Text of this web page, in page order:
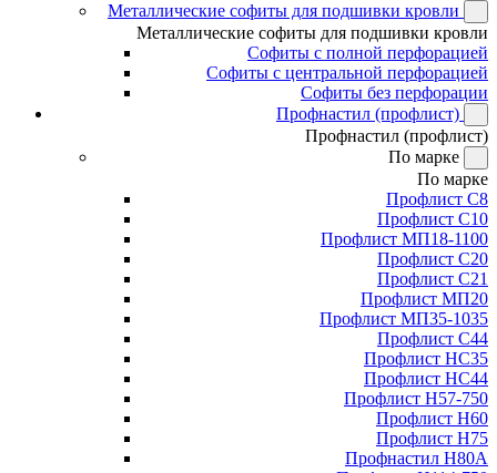
Металлические софиты для подшивки кровли
Металлические софиты для подшивки кровли
Софиты с полной перфорацией
Софиты с центральной перфорацией
Софиты без перфорации
Профнастил (профлист)
Профнастил (профлист)
По марке
По марке
Профлист С8
Профлист С10
Профлист МП18-1100
Профлист С20
Профлист С21
Профлист МП20
Профлист МП35-1035
Профлист С44
Профлист НС35
Профлист НС44
Профлист Н57-750
Профлист Н60
Профлист Н75
Профнастил Н80А